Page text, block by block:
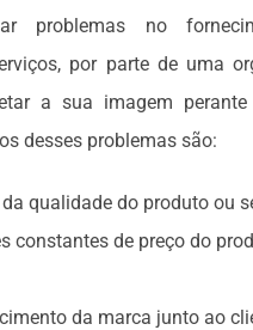
problemas no
por parte de uma
a sua imagem perante
desses problemas são:
qualidade do produto ou
constantes de preço do
da marca junto ao